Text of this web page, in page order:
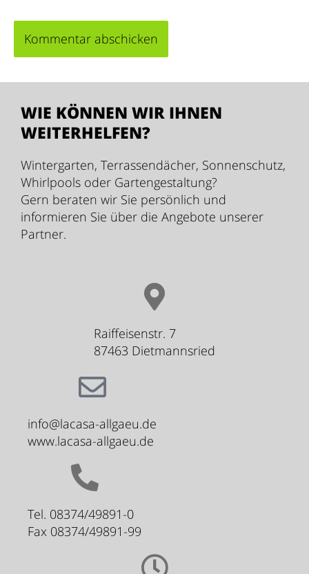
WIE KÖNNEN WIR IHNEN
WEITERHELFEN?
Wintergarten, Terrassendächer, Sonnenschutz,
Whirlpools oder Gartengestaltung?
Gern beraten wir Sie persönlich und
informieren Sie über die Angebote unserer
Partner.
Raiffeisenstr. 7
87463 Dietmannsried
info@lacasa-allgaeu.de
www.lacasa-allgaeu.de
Tel. 08374/49891-0
Fax 08374/49891-99